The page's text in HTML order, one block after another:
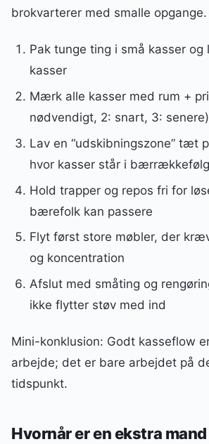
brokvarterer med smalle opgange.
Pak tunge ting i små kasser
kasser
Mærk alle kasser med rum +
nødvendigt, 2: snart, 3: senere)
Lav en “udskibningszone” tæt
hvor kasser står i
Hold trapper og repos fri for
bærefolk kan passere
Flyt først store møbler, der
og koncentration
Afslut med småting og
ikke flytter støv med ind
Mini-konklusion: Godt kasseflow
arbejde; det er bare arbejdet på
tidspunkt.
Hvornår er en ekstra